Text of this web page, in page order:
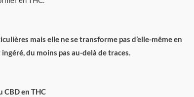
mais elle ne se transforme pas d’elle-même en
du moins pas au-delà de traces.
en THC